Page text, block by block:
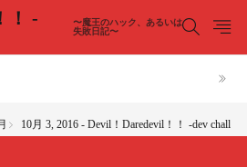
！ -
〜魔王のハック、あるいは
失敗日記〜
10月 3, 2016 - Devil！Daredevil！！ -dev